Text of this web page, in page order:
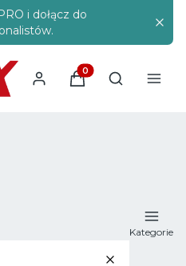
i dołącz do
Produkty w
Otwórz
Kategorie